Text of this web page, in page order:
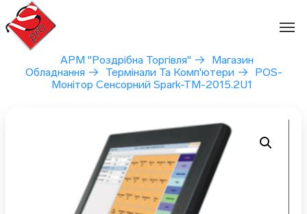
Перейти
вмісту
АРМ "Роздрібна Торгівля" →
Магазин
Обладнання → Термінали Та Комп'ютери →
POS-
Монітор Сенсорний Spark-TM-2015.2U1